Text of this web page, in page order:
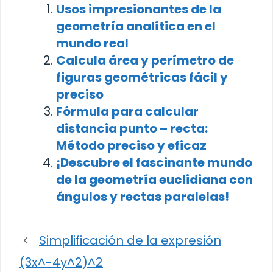
Usos impresionantes de la
geometría analítica en el
mundo real
Calcula área y perímetro de
figuras geométricas fácil y
preciso
Fórmula para calcular
distancia punto – recta:
Método preciso y eficaz
¡Descubre el fascinante mundo
de la geometría euclidiana con
ángulos y rectas paralelas!
Simplificación de la expresión
(3x^-4y^2)^2